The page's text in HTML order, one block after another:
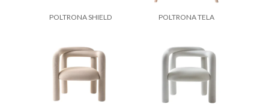
POLTRONA SHIELD POLTRONA TELA